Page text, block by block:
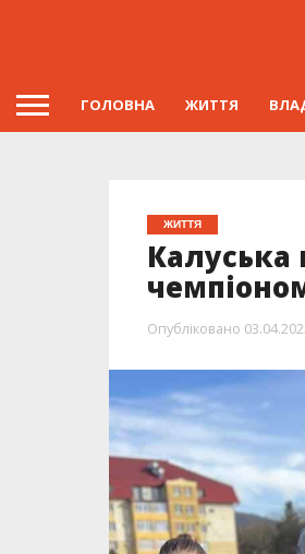
ГОЛОВНА ЖИТТЯ
ЖИТТЯ
Калуська
Опубліковано